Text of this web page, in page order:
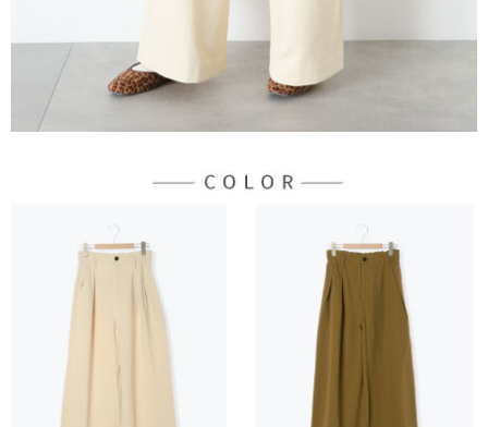
３．未成年的使用者請事先徵得法定代理人或監護人之同意方可使用
「AFTEE先享後付」，若未經同意申辦者引起之損失，本公司不負相關責
４．使用「AFTEE先享後付」時，將依據個別帳號之用戶狀況，依本公司即
時審查核予不同之上限額度；若仍有額度不足之情形，本公司將視審查結果
請求用戶進行身份認證。
宅配
每筆NT$90，滿NT$1,500(含以上)免運費